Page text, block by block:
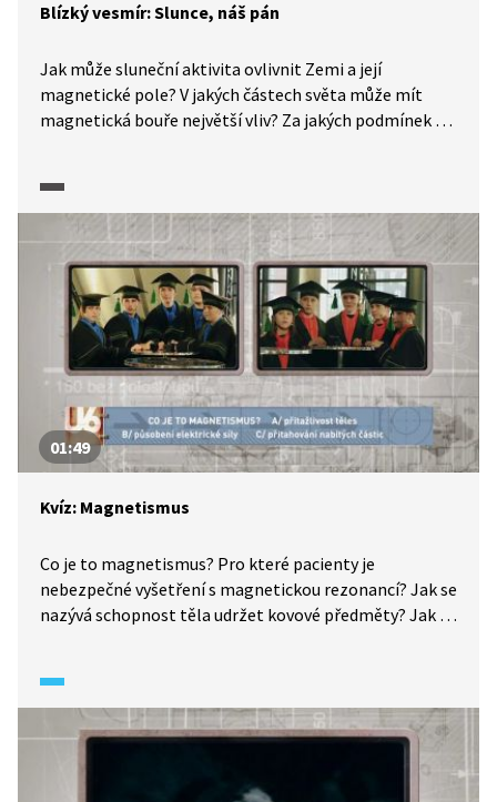
Blízký vesmír: Slunce, náš pán
Jak může sluneční aktivita ovlivnit Zemi a její
magnetické pole? V jakých částech světa může mít
magnetická bouře největší vliv? Za jakých podmínek se
Silné geomagnetické bouře jsou poměrně málo četné,
takže je velmi obtížné předvídat jejich frekvenční
závislost. Které události jsou zaznamenané a kdy se
odehrály poslední silné bouře? Jsou naše přenosové
soustavy v ohrožení? Dozvíte se z rozhovoru Václava
Moravce s astrofyzikem Michalem Švandou
a energetikem Miroslavem Vrbou v diskusním pořadu,
který navazuje na dokument Tiché hrozby: Blízký
vesmír.
01:49
Kvíz: Magnetismus
Co je to magnetismus? Pro které pacienty je
nebezpečné vyšetření s magnetickou rezonancí? Jak se
nazývá schopnost těla udržet kovové předměty? Jak se
záznamu? To vše se dozvíte v našem kvízu.